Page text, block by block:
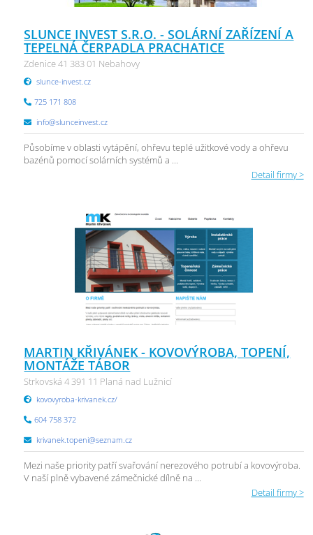
SLUNCE INVEST S.R.O. - SOLÁRNÍ ZAŘÍZENÍ A
TEPELNÁ ČERPADLA PRACHATICE
Zdenice 41 383 01 Nebahovy
slunce-invest.cz
725 171 808
info@slunceinvest.cz
Působíme v oblasti vytápění, ohřevu teplé užitkové vody a ohřevu
bazénů pomocí solárních systémů a ...
Detail firmy >
MARTIN KŘIVÁNEK - KOVOVÝROBA, TOPENÍ,
MONTÁŽE TÁBOR
Strkovská 4 391 11 Planá nad Lužnicí
kovovyroba-krivanek.cz/
604 758 372
krivanek.topeni@seznam.cz
Mezi naše priority patří svařování nerezového potrubí a kovovýroba.
V naší plně vybavené zámečnické dílně na ...
Detail firmy >